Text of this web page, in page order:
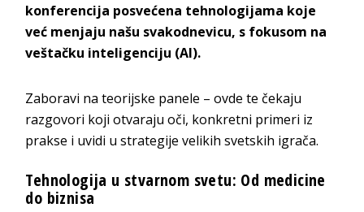
konferencija posvećena tehnologijama koje
već menjaju našu svakodnevicu, s fokusom na
veštačku inteligenciju (AI).
Zaboravi na teorijske panele – ovde te čekaju
razgovori koji otvaraju oči, konkretni primeri iz
prakse i uvidi u strategije velikih svetskih igrača.
Tehnologija u stvarnom svetu: Od medicine
do biznisa